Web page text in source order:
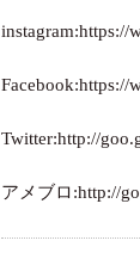
instagram:https://
Facebook:https://
Twitter:http://
アメブロ:http://